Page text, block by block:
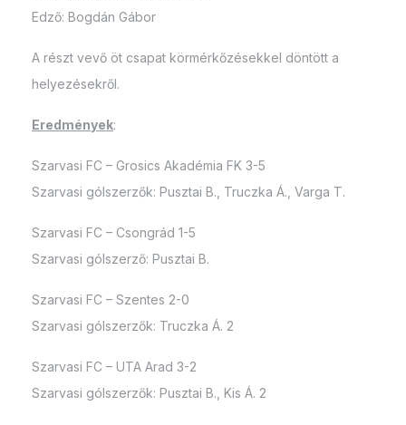
Edző: Bogdán Gábor
A részt vevő öt csapat körmérkőzésekkel döntött a
helyezésekről.
Eredmények:
Szarvasi FC – Grosics Akadémia FK 3-5
Szarvasi gólszerzők: Pusztai B., Truczka Á., Varga T.
Szarvasi FC – Csongrád 1-5
Szarvasi gólszerző: Pusztai B.
Szarvasi FC – Szentes 2-0
Szarvasi gólszerzők: Truczka Á. 2
Szarvasi FC – UTA Arad 3-2
Szarvasi gólszerzők: Pusztai B., Kis Á. 2